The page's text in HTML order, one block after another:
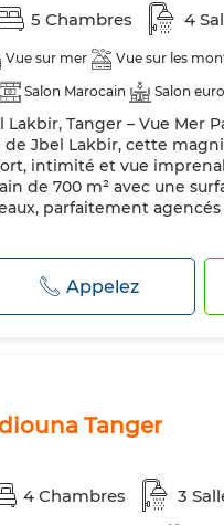
5 Chambres 4
Vue sur mer Vue sur les
Salon Marocain
Salon
Chauffage central
Réfrigérateur Four
Tanger – Vue Mer
Jbel Lakbir, cette
intimité et vue
de 700 m² avec une
parfaitement
Appelez
Tanger
4 Chambres 3